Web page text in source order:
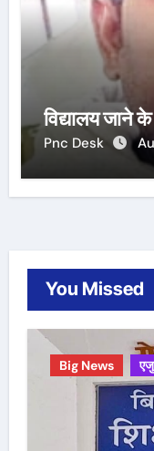
विद्यालय जाने
Pnc Desk
You Missed
Big News